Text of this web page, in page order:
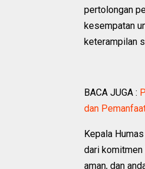
pertolongan
kesempatan
keterampilan
BACA JUGA :
dan
Kepala
dari komitmen
aman, dan